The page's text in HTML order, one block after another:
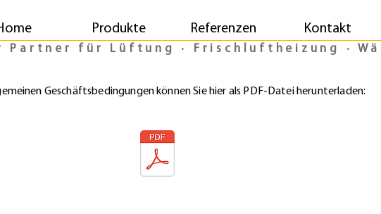
Produkte Referenzen Kontakt
Partner für Lüftung ∙ Frischluftheizung ∙
Geschäftsbedingungen können Sie hier als PDF-Datei herunterladen: